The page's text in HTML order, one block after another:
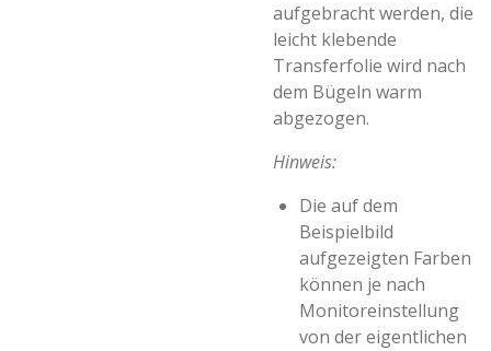
aufgebracht werden, die
leicht klebende
Transferfolie wird nach
dem Bügeln warm
abgezogen.
Hinweis:
Die auf dem
Beispielbild
aufgezeigten Farben
können je nach
Monitoreinstellung
von der eigentlichen